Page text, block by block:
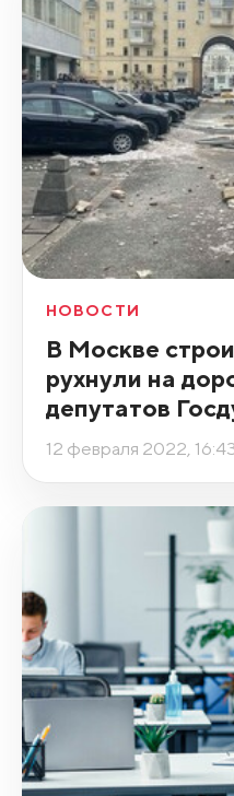
НОВОСТИ
В Москве
рухнули на
депутатов
12 февраля 2022,